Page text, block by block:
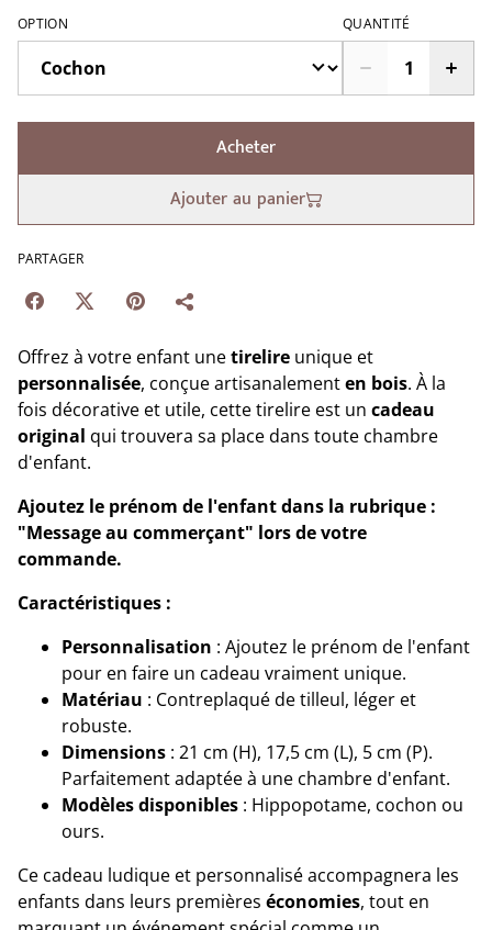
OPTION QUANTITÉ
Acheter
Ajouter au panier
PARTAGER
Offrez à votre enfant unetirelire unique et
personnalisée, conçue artisanalementen bois. À la
fois décorative et utile, cette tirelire est un cadeau
original qui trouvera sa place dans toute chambre
d'enfant.
Ajoutez le prénom de l'enfant dans la rubrique :
"Message au commerçant" lors de votre
commande.
Caractéristiques :
Personnalisation : Ajoutez le prénom de l'enfant
pour en faire un cadeau vraiment unique.
Matériau : Contreplaqué de tilleul, léger et
robuste.
Dimensions : 21 cm (H), 17,5 cm (L), 5 cm (P).
Parfaitement adaptée à une chambre d'enfant.
Modèles disponibles : Hippopotame, cochon ou
ours.
Ce cadeau ludique et personnalisé accompagnera les
enfants dans leurs premières économies, tout en